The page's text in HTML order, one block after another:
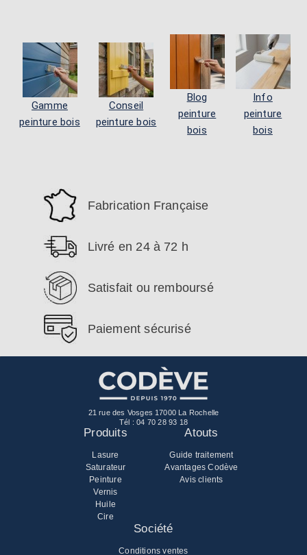
Gamme
peinture bois
Conseil
peinture bois
Blog
peinture
bois
Info
peinture
bois
Fabrication Française
Livré en 24 à 72 h
Satisfait ou remboursé
Paiement sécurisé
21 rue des Vosges 17000 La Rochelle
Tél :04 70 28 93 18
Produits
Lasure
Saturateur
Peinture
Vernis
Huile
Cire
Atouts
Guide traitement
Avantages Codève
Avis clients
Société
Conditions ventes